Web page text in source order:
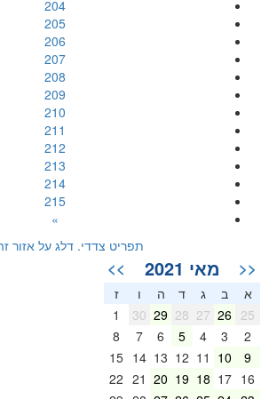
204
205
206
207
208
209
210
211
212
213
214
215
»
תפריט צדדי. דלג על אזור זה
<< מאי 2021 >>
א ב ג ד ה
ז
25
26
27
28
29
30
2
3
4
5
6
7
8
9
10
11
12
13
14
15
16
17
18
19
20
21
22